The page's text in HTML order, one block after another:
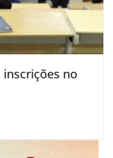
no